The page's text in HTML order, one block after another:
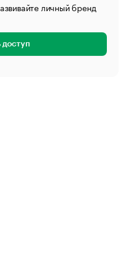
личный бренд
доступ